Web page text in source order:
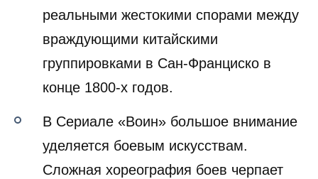
реальными жестокими спорами между
враждующими китайскими
группировками в Сан-Франциско в
конце 1800-х годов.
В Сериале «Воин» большое внимание
уделяется боевым искусствам.
Сложная хореография боев черпает